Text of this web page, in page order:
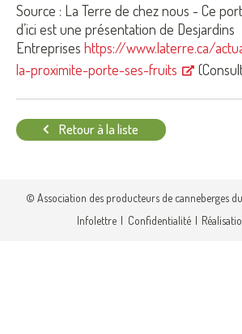
Source : La Terre de chez nous -Ce
d’ici est une présentation de Desjardins
Entreprises https://www.laterre.ca/
la-proximite-porte-ses-fruits
Retour à la liste
© Association des producteurs de canneberges
Infolettre
Confidentialité